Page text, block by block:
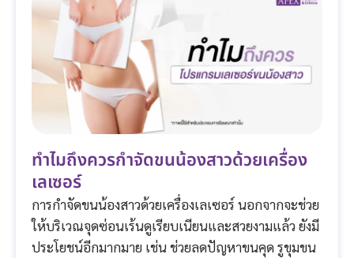
ทำไมถึงควรกำจัดขนน้องสาวด้วยเครื่อง
เลเซอร์
การกำจัดขนน้องสาวด้วยเครื่องเลเซอร์ นอกจากจะช่วย
ให้บริเวณจุดซ่อนเร้นดูเรียบเนียนและสวยงามแล้ว ยังมี
ประโยชน์อีกมากมาย เช่น ช่วยลดปัญหาขนคุด รูขุมขน